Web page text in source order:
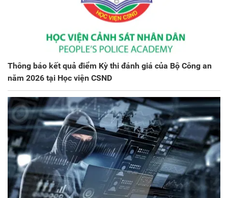
Thông báo kết quả điểm Kỳ thi đánh giá của Bộ Công an
năm 2026 tại Học viện CSND